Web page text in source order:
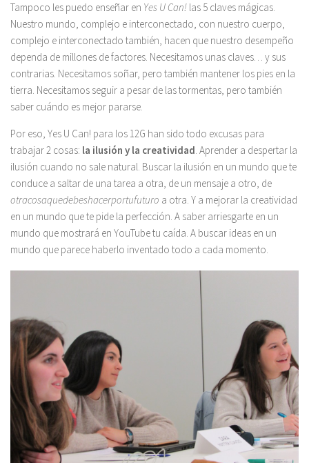
Tampoco les puedo enseñar en Yes U Can! las 5 claves mágicas.
Nuestro mundo, complejo e interconectado, con nuestro cuerpo,
complejo e interconectado también, hacen que nuestro desempeño
dependa de millones de factores. Necesitamos unas claves… y sus
contrarias. Necesitamos soñar, pero también mantener los pies en la
tierra. Necesitamos seguir a pesar de las tormentas, pero también
saber cuándo es mejor pararse.
Por eso, Yes U Can! para los 12G han sido todo excusas para
trabajar 2 cosas: la ilusión y la creatividad. Aprender a despertar la
ilusión cuando no sale natural. Buscar la ilusión en un mundo que te
conduce a saltar de una tarea a otra, de un mensaje a otro, de
otracosaquedebeshacerportufuturo a otra. Y a mejorar la creatividad
en un mundo que te pide la perfección. A saber arriesgarte en un
mundo que mostrará en YouTube tu caída. A buscar ideas en un
mundo que parece haberlo inventado todo a cada momento.